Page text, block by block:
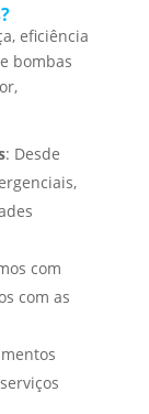
eficiência
bombas
: Desde
com
com as